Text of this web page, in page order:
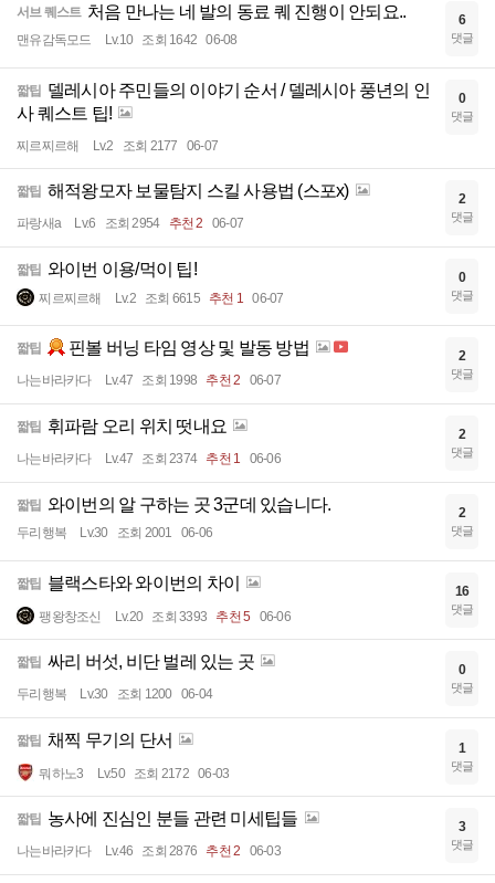
서브 퀘스트 처음 만나는 네 발의 동료 퀘 진행이 안되요..
맨유감독모드 Lv.10 조회 1642 06-08
6
댓글
짧팁 델레시아 주민들의 이야기 순서 / 델레시아 풍년의 인
사 퀘스트 팁!
찌르찌르해 Lv.2 조회 2177 06-07
0
댓글
짧팁 해적왕모자 보물탐지 스킬 사용법 (스포x)
파랑새a Lv.6 조회 2954 추천 2 06-07
2
댓글
짧팁 와이번 이용/먹이 팁!
찌르찌르해 Lv.2 조회 6615 추천 1 06-07
0
댓글
짧팁 핀볼 버닝 타임 영상 및 발동 방법
나는바라카다 Lv.47 조회 1998 추천 2 06-07
2
댓글
짧팁 휘파람 오리 위치 떳내요
나는바라카다 Lv.47 조회 2374 추천 1 06-06
2
댓글
짧팁 와이번의 알 구하는 곳 3군데 있습니다.
두리행복 Lv.30 조회 2001 06-06
2
댓글
짧팁 블랙스타와 와이번의 차이
팽왕창조신 Lv.20 조회 3393 추천 5 06-06
16
댓글
짧팁 싸리 버섯, 비단 벌레 있는 곳
두리행복 Lv.30 조회 1200 06-04
0
댓글
짧팁 채찍 무기의 단서
뭐하노3 Lv.50 조회 2172 06-03
1
댓글
짧팁 농사에 진심인 분들 관련 미세팁들
나는바라카다 Lv.46 조회 2876 추천 2 06-03
3
댓글